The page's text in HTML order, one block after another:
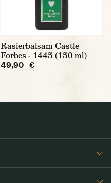
Rasierbalsam Castle
Forbes - 1445 (150 ml)
49,90 €